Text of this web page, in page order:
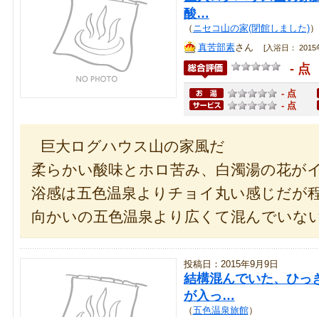
酸…
（ ニセコ山の家(閉館しました)）
真苦部素さん [入浴日：
- 点
- 点
- 点
巨大ログハウス山の家風だ
柔らかい酸味とホロ苦み、白濁湯の花が
浴感は五色温泉よりチョイ丸い感じだが
向かいの五色温泉より広くて混んでいな
投稿日：2015年9月9日
結構混んでいた、ひっ
が入っ…
（五色温泉旅館）